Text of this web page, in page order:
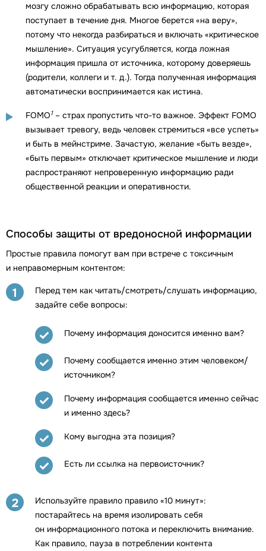
мозгу сложно обрабатывать всю информацию, которая
поступает в течение дня. Многое берется «на веру»,
потому что некогда разбираться и включать «критическое
мышление». Ситуация усугубляется, когда ложная
информация пришла от источника, которому доверяешь
(родители, коллеги и т. д.). Тогда полученная информация
автоматически воспринимается как истина.
FOMO1– страх пропустить что-то важное. Эффект FOMO
вызывает тревогу, ведь человек стремиться «все успеть»
и быть в мейнстриме. Зачастую, желание «быть везде»,
«быть первым» отключает критическое мышление и люди
распространяют непроверенную информацию ради
общественной реакции и оперативности.
Способы защиты от вредоносной информации
Простые правила помогут вам при встрече с токсичным
и неправомерным контентом:
1
Перед тем как читать/смотреть/слушать информацию,
задайте себе вопросы:
Почему информация доносится именно вам?
Почему сообщается именно этим человеком/
источником?
Почему информация сообщается именно сейчас
и именно здесь?
Кому выгодна эта позиция?
Есть ли ссылка на первоисточник?
2
Используйте правило правило «10 минут»:
постарайтесь на время изолировать себя
он информационного потока и переключить внимание.
Как правило, пауза в потреблении контента